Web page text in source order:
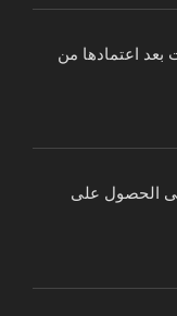
اعتمادها من
الحصول على